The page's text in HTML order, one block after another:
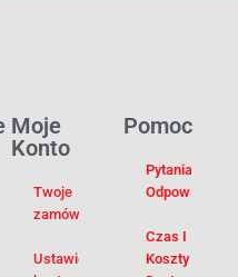
Pomoc
Pytania I
Odpowiedzi
Czas I
Koszty
Moje
Konto
Twoje
zamówienia
Ustawienia